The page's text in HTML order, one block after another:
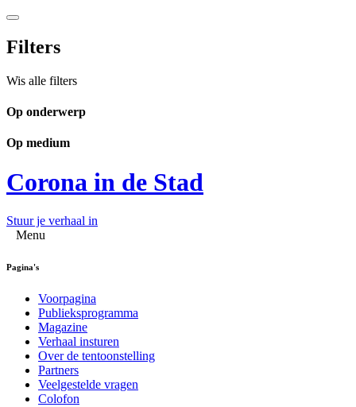
Filters
Wis alle filters
Op onderwerp
Op medium
Corona in de Stad
Stuur je verhaal in
Menu
Pagina's
Voorpagina
Publieksprogramma
Magazine
Verhaal insturen
Over de tentoonstelling
Partners
Veelgestelde vragen
Colofon